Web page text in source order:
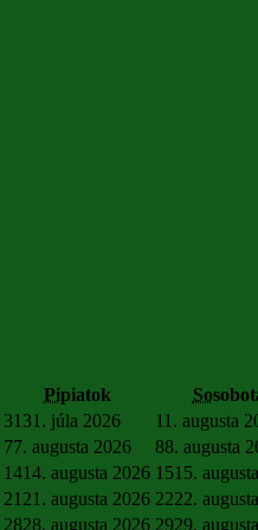
Pipiatok So
31 31. júla 2026 1 1. augusta
77. augusta 2026 88. augusta
1414. augusta 2026 1515.
21 21. augusta 2026 2222.
2828. augusta 2026 2929.